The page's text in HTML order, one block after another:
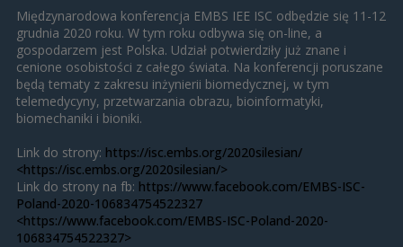
Międzynarodowa konferencja EMBS IEE ISC odbędzie się 11-12
grudnia 2020 roku. W tym roku odbywa się on-line, a
gospodarzem jest Polska. Udział potwierdziły już znane i
cenione osobistości z całego świata. Na konferencji poruszane
będą tematy z zakresu inżynierii biomedycznej, w tym
telemedycyny, przetwarzania obrazu, bioinformatyki,
biomechaniki i bioniki.
Link do strony: https://isc.embs.org/2020silesian/
<https://isc.embs.org/2020silesian/>
Link do strony na fb: https://www.facebook.com/EMBS-ISC-
Poland-2020-106834754522327
<https://www.facebook.com/EMBS-ISC-Poland-2020-
106834754522327>